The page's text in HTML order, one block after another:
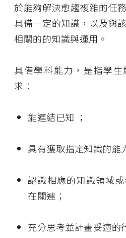
於能夠解決愈趨複雜的任
具備一定的知識，以及與
相關的的知識與運用。
具備學科能力，是指學
求：
能連結已知 ；
具有獲取指定知識的能
認識相應的知識領域
在關連；
充分思考並計畫妥適的